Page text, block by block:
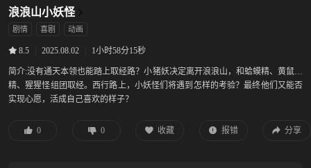
浪浪山小妖怪
剧情 喜剧 动画
8.5 2025.08.02 1小时58分15秒
简介:没有通天本领也能踏上取经路？小猪妖决定离开浪浪山，和蛤蟆精、黄鼠狼
精、猩猩怪组团取经。西行路上，小妖怪们将遇到怎样的考验？最终他们又能否
实现心愿，活成自己喜欢的样子？
0 0 收藏 报错 分享